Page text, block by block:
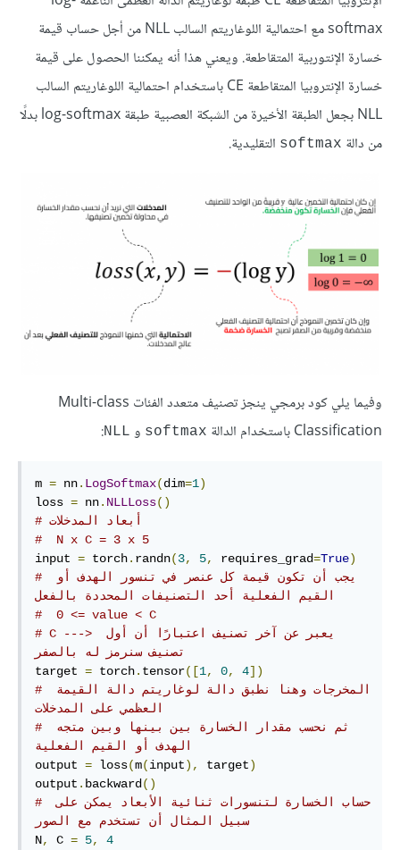
softmax مع احتمالية اللوغاريتم السالب NLL من أجل حساب قيمة
خسارة الإنتوربية المتقاطعة. ويعني هذا أنه يمكننا الحصول على قيمة
خسارة الإنتروبيا المتقاطعة CE باستخدام احتمالية اللوغاريتم السالب
NLL بجعل الطبقة الأخيرة من الشبكة العصبية طبقة log-softmax بدلًا
من دالة softmax التقليدية.
وفيما يلي كود برمجي ينجز تصنيف متعدد الفئات Multi-class
Classification باستخدام الدالة
softmax و NLL
:
m = nn. LogSoftmax(dim=1)
loss = nn. NLLLoss()
# أبعاد المدخلات
#  N x C = 3 x 5
input = torch. randn(3, 5, requires_grad=True)
# يجب أن تكون قيمة كل عنصر في تنسور الهدف أو
القيم الفعلية أحد التصنيفات المحددة بالفعل
#  0 <= value < C
# C ---> يعبر عن آخر تصنيف اعتبارًا أن أول
target = torch. tensor([1, 0, 4])
# المخرجات وهنا نطبق دالة لوغاريتم دالة القيمة
العظمي على المدخلات
# ثم نحسب مقدار الخسارة بين بينها وبين متجه
الهدف أو القيم الفعلية
output = loss(m(input), target)
output . backward()
# حساب الخسارة لتنسورات ثنائية الأبعاد يمكن على
سبيل المثال أن تستخدم مع الصور
N, C = 5,
4